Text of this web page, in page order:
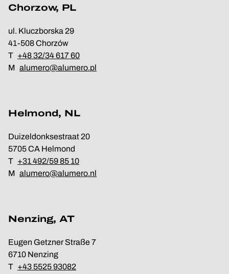
Chorzow, PL
ul. Kluczborska 29
41-508 Chorzów
T +48 32/34 617 60
M alumero@alumero.pl
Helmond, NL
Duizeldonksestraat 20
5705 CA Helmond
T +31 492/59 85 10
M alumero@alumero.nl
Nenzing, AT
Eugen Getzner Straße 7
6710 Nenzing
T +43 5525 93082